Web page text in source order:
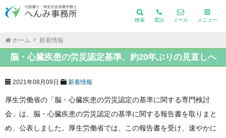
検索 電話 メール メニュー
ホーム 新着情報
脳・心臓疾患の労災認定基準、約20年ぶりの見直しへ
2021年08月09日 新着情報
厚生労働省の「脳・心臓疾患の労災認定の基準に関する専門検討
会」は、脳・心臓疾患の労災認定の基準に関する報告書を取りまと
め、公表しました。厚生労働省では、この報告書を受け、速やかに